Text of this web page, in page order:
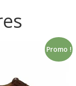
Promo !